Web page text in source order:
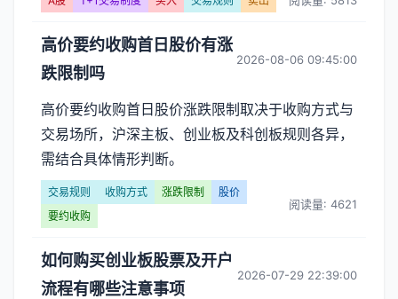
高价要约收购首日股价有涨
跌限制吗
2026-08-06 09:45:00
高价要约收购首日股价涨跌限制取决于收购方式与
交易场所，沪深主板、创业板及科创板规则各异，
需结合具体情形判断。
交易规则 收购方式 涨跌限制
股价
要约收购
阅读量: 4621
如何购买创业板股票及开户
流程有哪些注意事项
2026-07-29 22:39:00